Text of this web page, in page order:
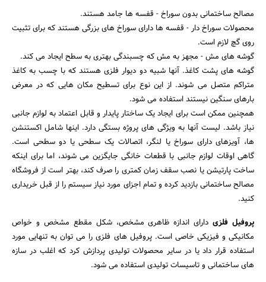
مصالح ساختمانی بدون سوراخ - قفسه ها جامد هستند.
محصولات سوراخ دار - قفسه ها دارای سوراخ های بزرگی هستند که برای تثبیت
روی گچ لازم است.
گوشه های مش - مجهز به مش که چسبندگی بهتری به سطح ایجاد می کند.
گوشه های پشت کاغذ. آنها شبیه دو دیوار فلزی هستند که با چسب به کاغذ
متراکم متصل می شوند. از این نوع برای تسطیح مکان هایی که در معرض
بارهای سنگین نیستند استفاده می شود.
همچنین ممکن است برای ایجاد یک ساختار پایدار و قابل اعتماد به لوازم جانبی
نیاز باشد. لیست آنها به ویژگی های پروژه بستگی دارد. اینها شامل اکستنشن
ها، آویزهای دارای سوراخ یا لنگر، اتصالات یک سطحی یا دو سطحی است.
گاهی اوقات لوازم جانبی با قطعات خانگی جایگزین می شوند، اما برای اینکه
ساخت پارتیشن یا نصب سقف زمان کمتری را صرف کند، بهتر است از فروشگاه
مصالح ساختمانی بازدید کرده و تمام اجزای مورد نیاز سیستم را از قبل خریداری
کنید.
پروفیل فلزیدارای اندازه ظاهری مشخص، شکل مقطع مشخص و خواص
مکانیکی و فیزیکی خاصی است. پروفیل های فلزی را می توان به تنهایی مورد
استفاده قرار داد یا در سایر محصولات تولیدی پردازش کرد که اغلب در سازه
های ساختمانی و تاسیسات تولیدی استفاده می شود.